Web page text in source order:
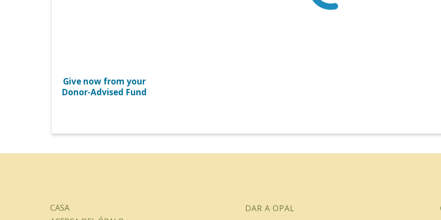
Give now from your
Donor-Advised Fund
CASA
DAR A OPAL